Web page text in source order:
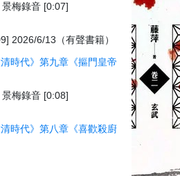
景梅錄音 [0:07]
2026/6/13（有聲書籍）
時代》第九章《摳門皇帝
景梅錄音 [0:08]
時代》第八章《喜歡殺廚